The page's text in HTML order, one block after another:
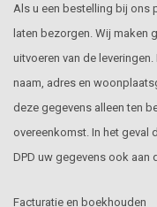
Als u een bestelling bij ons
laten bezorgen. Wij maken
uitvoeren van de
naam, adres en
deze gegevens alleen ten
overeenkomst. In het geval
DPD uw gegevens ook aan
Facturatie en boekhouden